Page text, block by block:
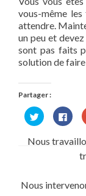
vous-même
attendre.
un peu et
sont pas faits
solution de
Partager :
Cliquez
pour
partager
Twitter(ouvre
pour
sur
dans
une
Nous
Nous